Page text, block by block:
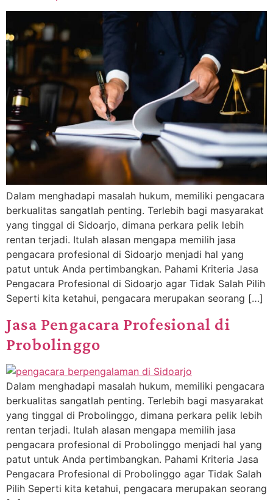
Dalam menghadapi masalah hukum, memiliki pengacara
berkualitas sangatlah penting. Terlebih bagi masyarakat
yang tinggal di Sidoarjo, dimana perkara pelik lebih
rentan terjadi. Itulah alasan mengapa memilih jasa
pengacara profesional di Sidoarjo menjadi hal yang
patut untuk Anda pertimbangkan. Pahami Kriteria Jasa
Pengacara Profesional di Sidoarjo agar Tidak Salah Pilih
Seperti kita ketahui, pengacara merupakan seorang […]
Jasa Pengacara Profesional di
Probolinggo
Dalam menghadapi masalah hukum, memiliki pengacara
berkualitas sangatlah penting. Terlebih bagi masyarakat
yang tinggal di Probolinggo, dimana perkara pelik lebih
rentan terjadi. Itulah alasan mengapa memilih jasa
pengacara profesional di Probolinggo menjadi hal yang
patut untuk Anda pertimbangkan. Pahami Kriteria Jasa
Pengacara Profesional di Probolinggo agar Tidak Salah
Pilih Seperti kita ketahui, pengacara merupakan seorang